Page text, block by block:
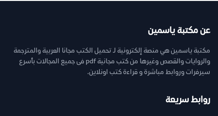
عن مكتبة ياسمين
مكتبة ياسمين هي منصة إلكترونية لـ تحميل الكتب مجانا العربية والمترجمة
والروايات والقصص وغيرها من كتب مجانية pdf فى جميع المجالات بأسرع
سيرفرات وروابط مباشرة و قراءة كتب اونلاين.
روابط سريعة